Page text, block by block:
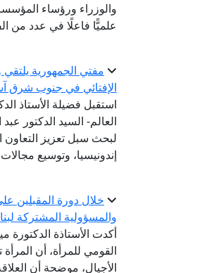
والوزراء ورؤساء
علميًّا فاعلًا في عدد من
مفتي الجمهورية يلتقي
الإفتائي في جنوب شرق
استقبل فضيلة الأستاذ
العالم- السيد الدكتور
لبحث سبل تعزيز التعاون
إندونيسيا، وتوسيع
خلال دورة المقبلين
والمسؤولية المشتركة
أكدت الأستاذة الدكتورة
القومي للمرأة، أن
الأجيال، موضحة أن